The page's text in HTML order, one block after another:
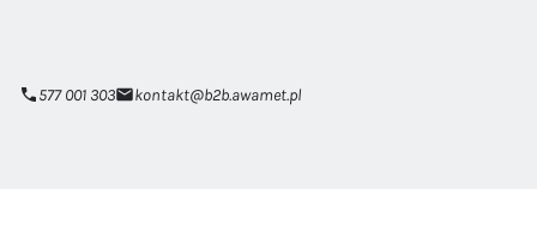
577 001 303
kontakt@b2b.awamet.pl